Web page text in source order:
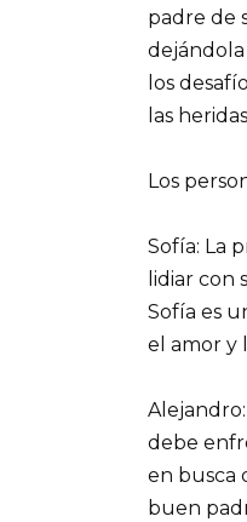
padre de
los
las
Los
Sofía: La
lidiar con
Sofía es
el amor y
debe
en busca
buen